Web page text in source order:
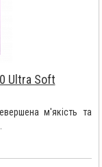
Ultra Soft
м'якість та